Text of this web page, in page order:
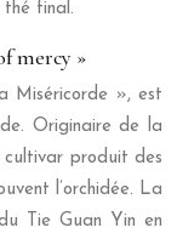
final.
mercy »
Miséricorde », est
Originaire de la
cultivar produit des
l’orchidée. La
Tie Guan Yin en